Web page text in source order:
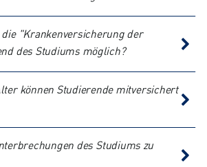
die "Krankenversicherung der
des Studiums möglich?
können Studierende mitversichert
des Studiums zu